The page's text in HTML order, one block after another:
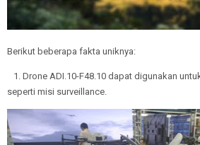
Berikut beberapa fakta uniknya:
1. Drone ADI.10-F48.10 dapat digunakan
seperti misi surveillance.